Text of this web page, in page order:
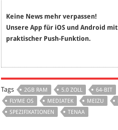
Keine News mehr verpassen!
Unsere App für iOS und Android mit
praktischer Push-Funktion.
Tags 2GB RAM 5.0 ZOLL 64-BIT
FLYME OS
MEDIATEK MEIZU
SPEZIFIKATIONEN
TENAA